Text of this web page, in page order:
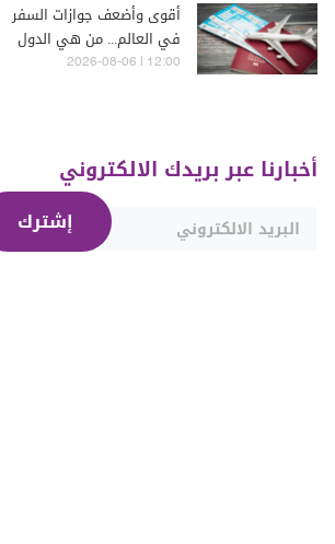
أقوى وأضعف جوازات السفر
في العالم... من هي الدول
التي تصدّرت الترتيب؟
12:00 | 2026-08-06
أخبارنا عبر بريدك الالكتروني
إشترك